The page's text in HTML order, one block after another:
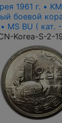
1961 г. •
боевой
• MS BU ( кат.
Korea-S-2-